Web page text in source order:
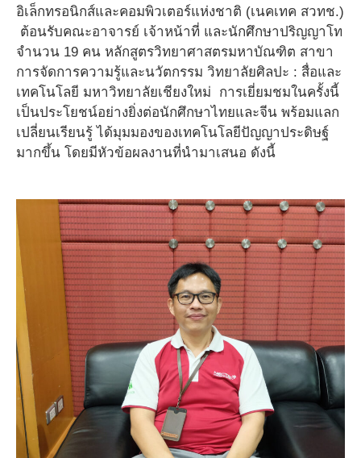
อิเล็กทรอนิกส์และคอมพิวเตอร์แห่งชาติ (เนคเทค สวทช.)
ต้อนรับคณะอาจารย์ เจ้าหน้าที่ และนักศึกษาปริญญาโท
จำนวน 19 คน หลักสูตรวิทยาศาสตรมหาบัณฑิต สาขา
การจัดการความรู้และนวัตกรรม วิทยาลัยศิลปะ : สื่อและ
เทคโนโลยี มหาวิทยาลัยเชียงใหม่ การเยี่ยมชมในครั้งนี้
เป็นประโยชน์อย่างยิ่งต่อนักศึกษาไทยและจีน พร้อมแลก
เปลี่ยนเรียนรู้ ได้มุมมองของเทคโนโลยีปัญญาประดิษฐ์
มากขึ้น โดยมีหัวข้อผลงานที่นำมาเสนอ ดังนี้